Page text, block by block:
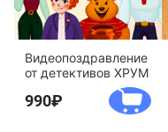
Видеопоздравление
от детективов ХРУМ
990